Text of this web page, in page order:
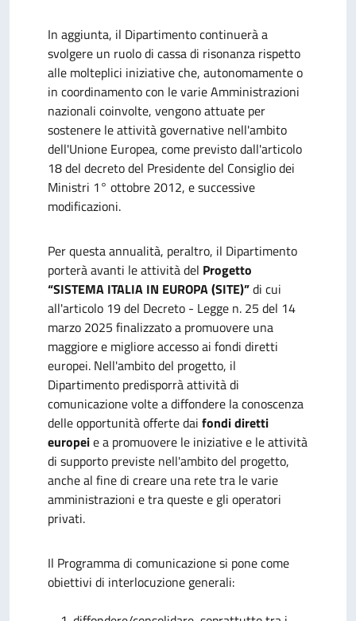
In aggiunta, il Dipartimento continuerà a
svolgere un ruolo di cassa di risonanza rispetto
alle molteplici iniziative che, autonomamente o
in coordinamento con le varie Amministrazioni
nazionali coinvolte, vengono attuate per
sostenere le attività governative nell'ambito
dell'Unione Europea, come previsto dall'articolo
18 del decreto del Presidente del Consiglio dei
Ministri 1° ottobre 2012, e successive
modificazioni.
Per questa annualità, peraltro, il Dipartimento
porterà avanti le attività del Progetto
“SISTEMA ITALIA IN EUROPA (SITE)”di cui
all'articolo 19 del Decreto - Legge n. 25 del 14
marzo 2025 finalizzato a promuovere una
maggiore e migliore accesso ai fondi diretti
europei. Nell'ambito del progetto, il
Dipartimento predisporrà attività di
comunicazione volte a diffondere la conoscenza
delle opportunità offerte dai fondi diretti
europeie a promuovere le iniziative e le attività
di supporto previste nell'ambito del progetto,
anche al fine di creare una rete tra le varie
amministrazioni e tra queste e gli operatori
privati.
Il Programma di comunicazione si pone come
obiettivi di interlocuzione generali: